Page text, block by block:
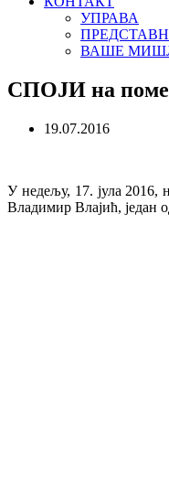
УПРАВА
ВАШЕ
СПОЈИ на
19.07.2016
У недељу, 17. јула
Владимир Влајић, један